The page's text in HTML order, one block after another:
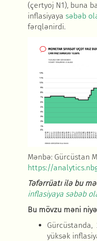
(çertyoj N1), buna
inflasiyaya səbəb
fərqlənirdi.
Mənbə:Gürcüstan
https://
Təfərrüatı ilə bu
inflasiyaya səbəb
Bu mövzu məni
Gürcüstanda,
yüksək